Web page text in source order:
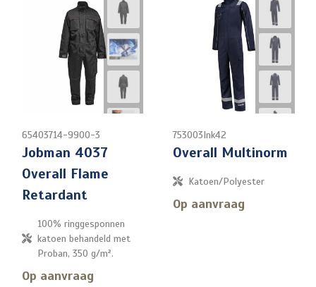
65403714-9900-3
Jobman 4037
Overall Flame
Retardant
100% ringgesponnen
katoen behandeld met
Proban, 350 g/m².
Op aanvraag
753003Ink42
Overall Multinorm
Katoen/Polyester
Op aanvraag